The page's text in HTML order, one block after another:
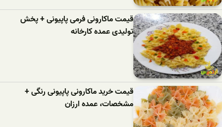
قیمت ماکارونی فرمی پاپیونی + پخش
تولیدی عمده کارخانه
قیمت خرید ماکارونی پاپیونی رنگی +
مشخصات، عمده ارزان